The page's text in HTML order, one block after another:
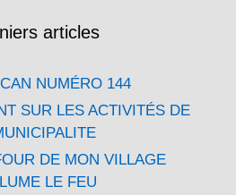
articles
NUMÉRO 144
SUR LES ACTIVITÉS DE
DE MON VILLAGE
LE FEU